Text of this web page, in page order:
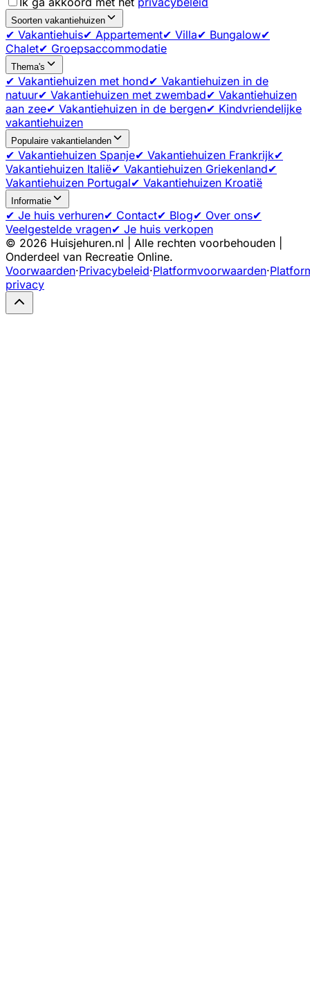
Soorten vakantiehuizen
✔ Vakantiehuis✔ Appartement✔ Villa✔ Bungalow✔
Chalet✔ Groepsaccommodatie
Thema's
✔ Vakantiehuizen met hond✔ Vakantiehuizen in de
natuur✔ Vakantiehuizen met zwembad✔ Vakantiehuizen
aan zee✔ Vakantiehuizen in de bergen✔ Kindvriendelijke
vakantiehuizen
Populaire vakantielanden
✔ Vakantiehuizen Spanje✔ Vakantiehuizen Frankrijk✔
Vakantiehuizen Italië✔ Vakantiehuizen Griekenland✔
Vakantiehuizen Portugal✔ Vakantiehuizen Kroatië
Informatie
✔ Je huis verhuren✔ Contact✔ Blog✔ Over ons✔
Veelgestelde vragen✔ Je huis verkopen
© 2026 Huisjehuren.nl | Alle rechten voorbehouden |
Onderdeel van Recreatie Online.
Voorwaarden·Privacybeleid·Platformvoorwaarden·
privacy